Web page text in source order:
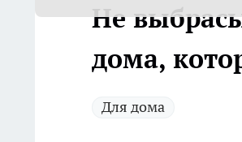
Не
дома,
Для дома